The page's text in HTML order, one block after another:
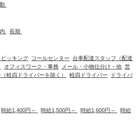
長期
ッキング コールセンター
台車配達スタッフ（配達
オフィスワーク・事務 メール・小物仕分け・他 営
（軽四ドライバーを除く） 軽四ドライバー
ドライバ
時給1,400円～ 時給1,500円～ 時給1,600円～
時給